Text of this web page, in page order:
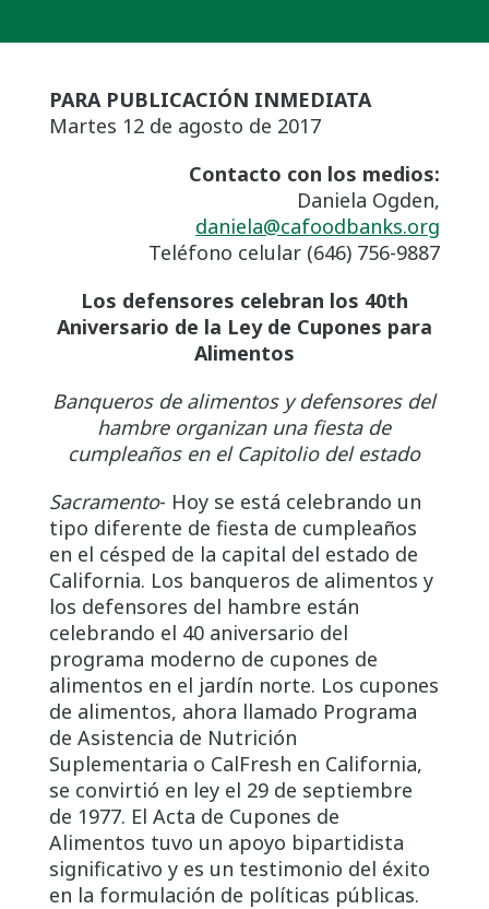
PARA PUBLICACIÓN INMEDIATA
Martes 12 de agosto de 2017
Contacto con los medios:
Daniela Ogden,
daniela@cafoodbanks.org
Teléfono celular (646) 756-9887
Los defensores celebran los 40th
Aniversario de la Ley de Cupones para
Alimentos
Banqueros de alimentos y defensores del
hambre organizan una fiesta de
cumpleaños en el Capitolio del estado
Sacramento- Hoy se está celebrando un
tipo diferente de fiesta de cumpleaños
en el césped de la capital del estado de
California. Los banqueros de alimentos y
los defensores del hambre están
celebrando el 40 aniversario del
programa moderno de cupones de
alimentos en el jardín norte. Los cupones
de alimentos, ahora llamado Programa
de Asistencia de Nutrición
Suplementaria o CalFresh en California,
se convirtió en ley el 29 de septiembre
de 1977. El Acta de Cupones de
Alimentos tuvo un apoyo bipartidista
significativo y es un testimonio del éxito
en la formulación de políticas públicas.